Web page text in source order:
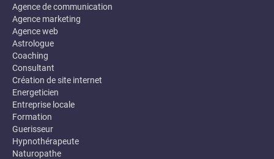
Agence de communication
Agence marketing
Agence web
Astrologue
Coaching
Consultant
Création de site internet
Energeticien
Entreprise locale
Formation
Guerisseur
Hypnothérapeute
Naturopathe